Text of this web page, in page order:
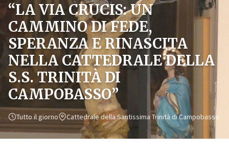
“LA VIA CRUCIS: UN
CAMMINO DI FEDE,
SPERANZA E RINASCITA
NELLA CATTEDRALE DELLA
S.S. TRINITÀ DI
CAMPOBASSO”
Tutto il giorno Cattedrale della Santissima Trinità di Campobasso